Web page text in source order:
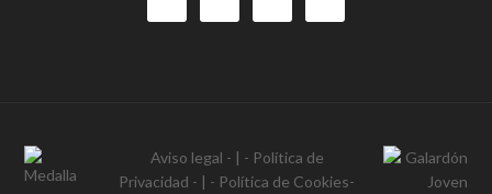
Aviso legal - | - Política de
Privacidad - | - Política de Cookies-